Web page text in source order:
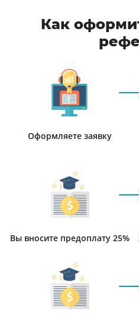
Как
Оформляете заявку
Вы вносите предоплату 25%